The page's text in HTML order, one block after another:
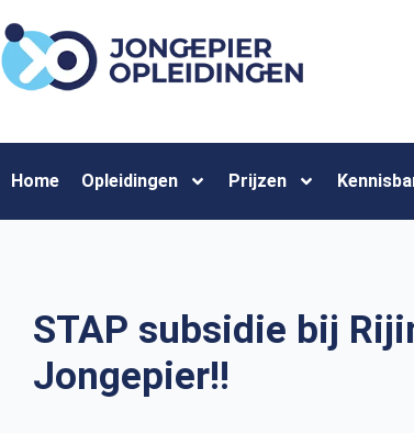
Home Opleidingen Prijzen
STAP subsidie bij
Jongepier!!